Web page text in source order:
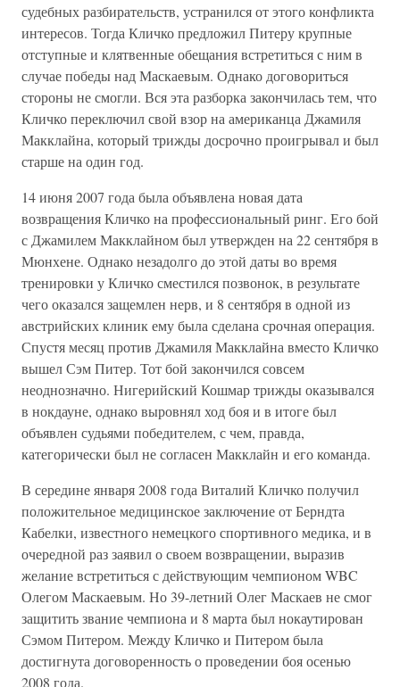
судебных разбирательств, устранился от этого конфликта
интересов. Тогда Кличко предложил Питеру крупные
отступные и клятвенные обещания встретиться с ним в
случае победы над Маскаевым. Однако договориться
стороны не смогли. Вся эта разборка закончилась тем, что
Кличко переключил свой взор на американца Джамиля
Макклайна, который трижды досрочно проигрывал и был
старше на один год.
14 июня 2007 года была объявлена новая дата
возвращения Кличко на профессиональный ринг. Его бой
с Джамилем Макклайном был утвержден на 22 сентября в
Мюнхене. Однако незадолго до этой даты во время
тренировки у Кличко сместился позвонок, в результате
чего оказался защемлен нерв, и 8 сентября в одной из
австрийских клиник ему была сделана срочная операция.
Спустя месяц против Джамиля Макклайна вместо Кличко
вышел Сэм Питер. Тот бой закончился совсем
неоднозначно. Нигерийский Кошмар трижды оказывался
в нокдауне, однако выровнял ход боя и в итоге был
объявлен судьями победителем, с чем, правда,
категорически был не согласен Макклайн и его команда.
В середине января 2008 года Виталий Кличко получил
положительное медицинское заключение от Берндта
Кабелки, известного немецкого спортивного медика, и в
очередной раз заявил о своем возвращении, выразив
желание встретиться с действующим чемпионом WBC
Олегом Маскаевым. Но 39-летний Олег Маскаев не смог
защитить звание чемпиона и 8 марта был нокаутирован
Сэмом Питером. Между Кличко и Питером была
достигнута договоренность о проведении боя осенью
2008 года.